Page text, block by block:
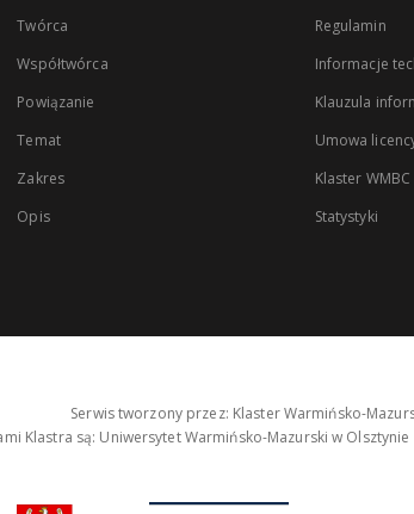
Twórca
Współtwórca
Powiązanie
Temat
Zakres
Opis
Regulamin
Informacje
Klauzula
Umowa
Klaster WMBC
Statystyki
Serwis tworzony przez: Klaster Warmińsko-
Klastra są: Uniwersytet Warmińsko-Mazurski w